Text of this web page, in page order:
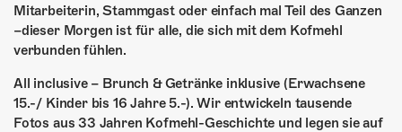
MITMACHEN
Mitarbeiterin, Stammgast oder einfach mal Teil des Ganzen
–dieser Morgen ist für alle, die sich mit dem Kofmehl
verbunden fühlen.
All inclusive – Brunch & Getränke inklusive (Erwachsene
15.-/ Kinder bis 16 Jahre 5.-). Wir entwickeln tausende
Fotos aus 33 Jahren Kofmehl-Geschichte und legen sie auf